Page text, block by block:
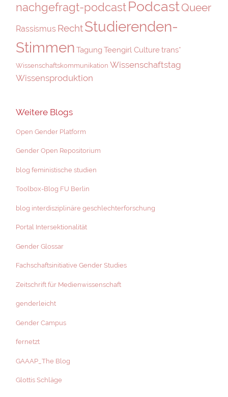
nachgefragt-podcastPodcastQueer
Rassismus RechtStudierenden-
Stimmen Tagung Teengirl Culturetrans*
Wissenschaftskommunikation Wissenschaftstag
Wissensproduktion
Weitere Blogs
Open Gender Platform
Gender Open Repositorium
blog feministische studien
Toolbox-Blog FU Berlin
blog interdisziplinäre geschlechterforschung
Portal Intersektionalität
Gender Glossar
Fachschaftsinitiative Gender Studies
Zeitschrift für Medienwissenschaft
genderleicht
Gender Campus
fernetzt
GAAAP_The Blog
Glottis Schläge